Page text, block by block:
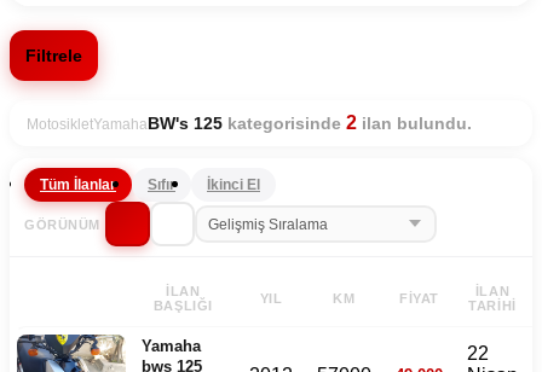
Filtrele
MotosikletYamaha BW's 125 kategorisinde 2 ilan bulundu.
Tüm İlanlar Sıfır İkinci El
GÖRÜNÜM
İLAN
BAŞLIĞI
YIL KM FIYAT
İLAN
TARIHI
Yamaha
bws 125
22